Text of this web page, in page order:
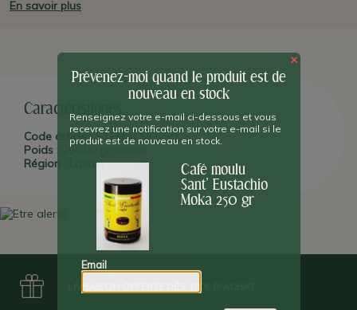
(le meilleur café de Rome). Nous vous conseillons de mettre ce café au
En savoir plus
Caractéristiques
Code article : STEMACMO250
Poids :
250,00 grammes
Région :
Latium
×
Prévenez-moi quand le produit est de
nouveau en stock
Renseignez votre e-mail ci-dessous et vous
recevrez une notification sur votre e-mail si le
produit est de nouveau en stock.
Café moulu
Sant' Eustachio
Moka 250 gr
Email